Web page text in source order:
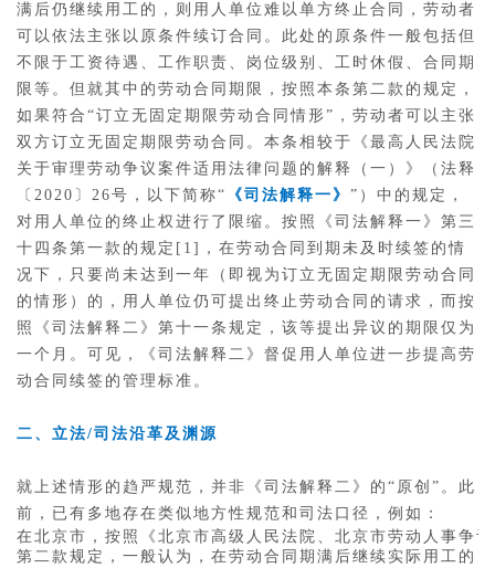
满后仍继续用工的，则用人单位难以单方终止合同，劳动者
可以依法主张以原条件续订合同。此处的原条件一般包括但
不限于工资待遇、工作职责、岗位级别、工时休假、合同期
限等。但就其中的劳动合同期限，按照本条第二款的规定，
如果符合“订立无固定期限劳动合同情形”，劳动者可以主张
双方订立无固定期限劳动合同。 本条相较于《最高人民法院
关于审理劳动争议案件适用法律问题的解释（一）》（法释
〔2020〕26号，以下简称“
《司法解释一》 ”）中的规定，
对用人单位的终止权进行了限缩。按照《司法解释一》第三
十四条第一款的规定[1]，在劳动合同到期未及时续签的情
况下，只要尚未达到一年（即视为订立无固定期限劳动合同
的情形）的，用人单位仍可提出终止劳动合同的请求，而按
照《司法解释二》第十一条规定，该等提出异议的期限仅为
一个月。可见，《司法解释二》督促用人单位进一步提高劳
动合同续签的管理标准。
二、立法/司法沿革及渊源
就上述情形的趋严规范，并非《司法解释二》的“原创”。此
前，已有多地存在类似地方性规范和司法口径，例如：
在北京市，按照《北京市高级人民法院、北京市劳动人事争
第二款规定，一般认为，在劳动合同期满后继续实际用工的